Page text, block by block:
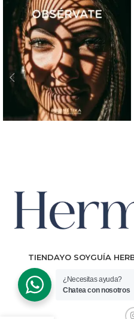
TIENDAYO SOYGUÍA
¿Necesitas ayuda?
Chatea con nosotros